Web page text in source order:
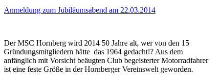
Anmeldung zum Jubiläumsabend am 22.03.2014
Der MSC Hornberg wird 2014 50 Jahre alt, wer von den 15
Gründungsmitgliedern hätte das 1964 gedacht!? Aus dem
anfänglich mit Vorsicht beäugten Club begeisterter Motorradfahrer
ist eine feste Größe in der Hornberger Vereinswelt geworden.